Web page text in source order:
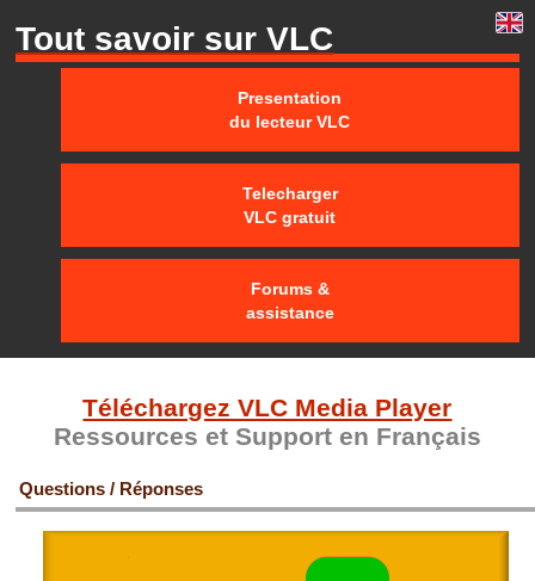
Tout savoir sur VLC
Presentation
du lecteur VLC
Telecharger
VLC gratuit
Forums &
assistance
Téléchargez VLC Media Player
Ressources et Support en Français
Questions / Réponses